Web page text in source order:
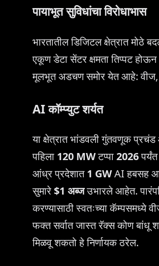
पायाभूत सुविधांचा विरोधाभास
भारतातील डिजिटल क्षेत्रात मोठे
एकूण डेटा सेंटर क्षमता तिप्पट होऊन
मूलभूत अडचण समोर येत आहे: वीज,
AI कॉम्प्युट शर्यत
या क्षेत्रात भांडवली गुंतवणूक
पहिला 120 MWटप्पा2026
आंध्र प्रदेशात1 GWAI हबसह
सुमारे$1 अब्जउभारले आहेत.
करण्यासाठी स्वतःच्या कॅम्पसमध्ये
फक्त सर्वात जास्त रॅक्स कोण बांधू
मिळवू शकतो हे निर्णायक ठरेल.